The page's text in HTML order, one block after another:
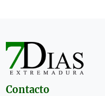
Contacto